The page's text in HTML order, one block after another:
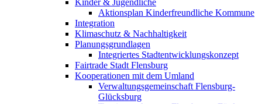
Kinder & Jugendliche
Aktionsplan Kinderfreundliche Kommune
Integration
Klimaschutz & Nachhaltigkeit
Planungsgrundlagen
Integriertes Stadtentwicklungskonzept
Fairtrade Stadt Flensburg
Kooperationen mit dem Umland
Verwaltungsgemeinschaft Flensburg-
Glücksburg